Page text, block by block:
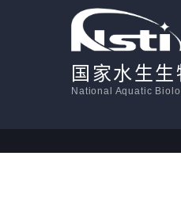
国家水生
National Aquatic